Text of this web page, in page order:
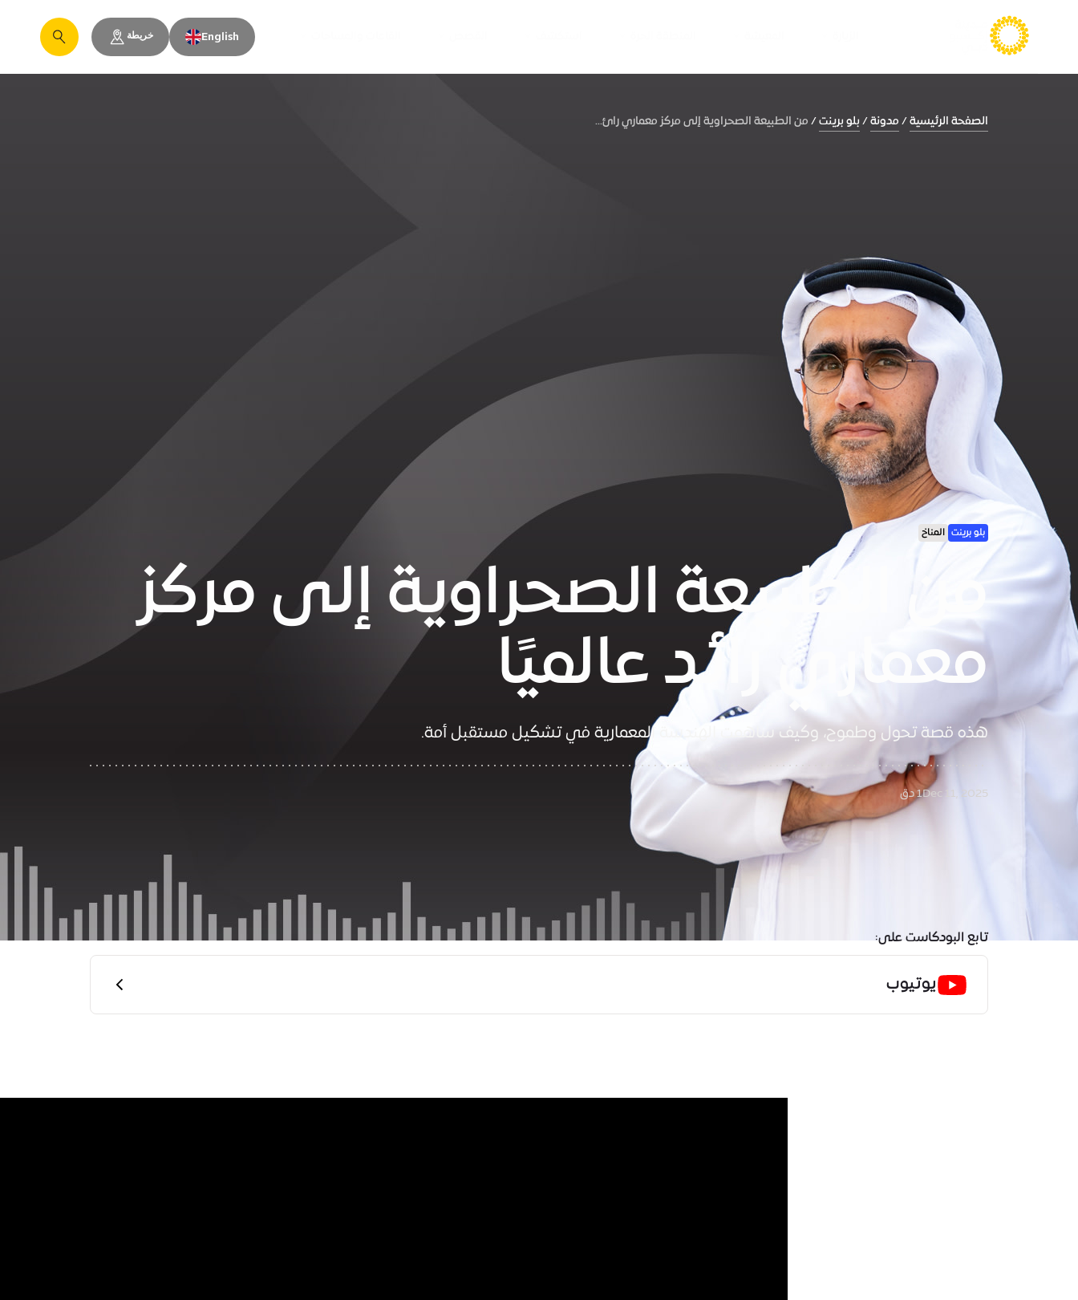
English خريطة
يبحث
الصفحة الرئيسية مدونة بلو برينت من الطبيعة الصحراوية إلى مركز معماري رائ...
بلو برينت المناخ
من الطبيعة الصحراوية إلى مركز
معماري رائد عالميًا
هذه قصة تحول وطموح، وكيف ساهمت الهندسة المعمارية في تشكيل مستقبل أمة.
Dec 11, 20251 دق
تابع البودكاست على:
يوتيوب